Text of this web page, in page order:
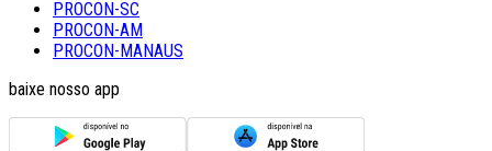
PROCON-SC
PROCON-AM
PROCON-MANAUS
baixe nosso app